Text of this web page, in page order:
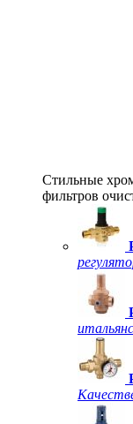
Стильные
фильтров